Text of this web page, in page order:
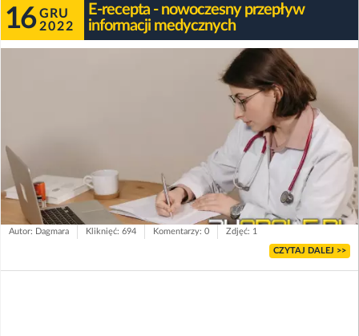
16 GRU
2022
E-recepta - nowoczesny przepływ
informacji medycznych
Autor: Dagmara Kliknięć: 694 Komentarzy: 0 Zdjęć: 1
CZYTAJ DALEJ >>